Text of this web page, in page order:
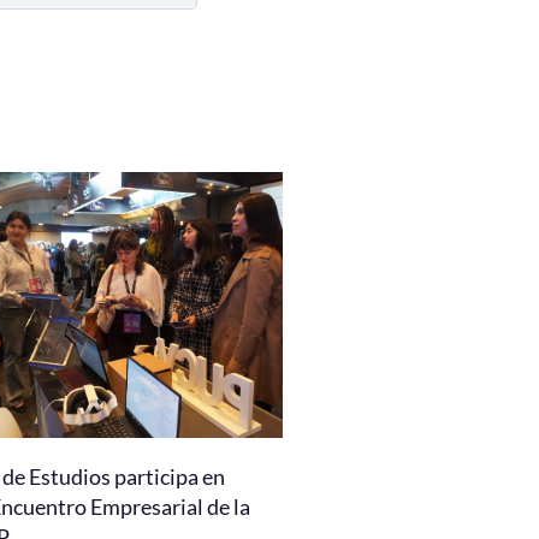
de Estudios participa en
Empresarial de la